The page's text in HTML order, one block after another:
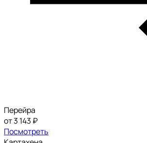
Перейра
от 3 143 ₽
Посмотреть